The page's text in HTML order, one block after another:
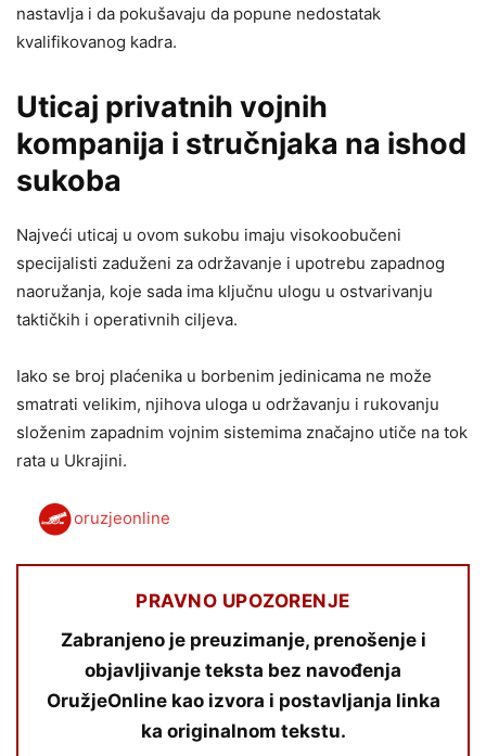
nastavlja i da pokušavaju da popune nedostatak
kvalifikovanog kadra.
Uticaj privatnih vojnih
kompanija i stručnjaka na ishod
sukoba
Najveći uticaj u ovom sukobu imaju visokoobučeni
specijalisti zaduženi za održavanje i upotrebu zapadnog
naoružanja, koje sada ima ključnu ulogu u ostvarivanju
taktičkih i operativnih ciljeva.
Iako se broj plaćenika u borbenim jedinicama ne može
smatrati velikim, njihova uloga u održavanju i rukovanju
složenim zapadnim vojnim sistemima značajno utiče na tok
rata u Ukrajini.
oruzjeonline
PRAVNO UPOZORENJE
Zabranjeno je preuzimanje, prenošenje i
objavljivanje teksta bez navođenja
OružjeOnline kao izvora i postavljanja linka
ka originalnom tekstu.